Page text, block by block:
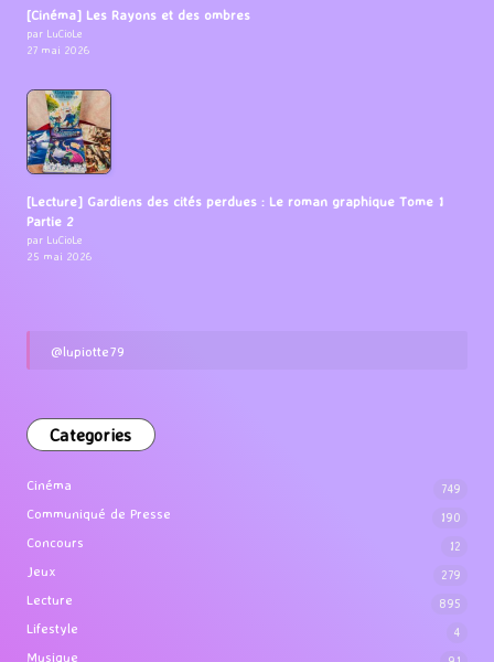
[Cinéma] Les Rayons et des ombres
par LuCioLe
27 mai 2026
[Lecture] Gardiens des cités perdues : Le roman graphique Tome 1
Partie 2
par LuCioLe
25 mai 2026
@lupiotte79
Categories
Cinéma 749
Communiqué de Presse 190
Concours 12
Jeux 279
Lecture 895
Lifestyle 4
Musique